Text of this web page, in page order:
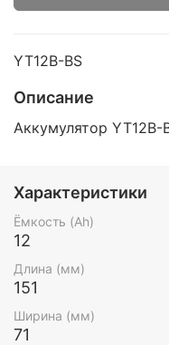
YT12B-BS
Описание
Аккумулятор YT12B-
Характеристики
Ёмкость (Ah)
12
Длина (мм)
151
Ширина (мм)
71